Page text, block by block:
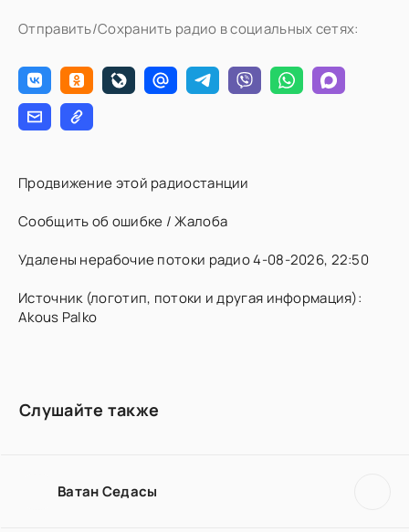
Отправить/Сохранить радио в социальных сетях:
Продвижение этой радиостанции
Сообщить об ошибке / Жалоба
Удалены нерабочие потоки радио 4-08-2026, 22:50
Источник (логотип, потоки и другая информация):
Akous Palko
Слушайте также
Ватан Седасы